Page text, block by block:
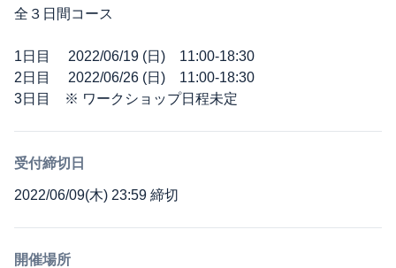
全３日間コース
1日目 2022/06/19 (日) 11:00-18:30
2日目 2022/06/26 (日) 11:00-18:30
3日目 ※ ワークショップ日程未定
受付締切日
2022/06/09(木) 23:59 締切
開催場所